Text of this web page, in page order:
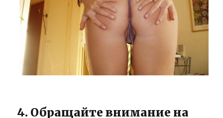
4. Обращайте внимание на